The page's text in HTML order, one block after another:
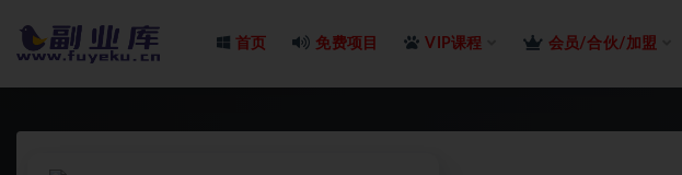
首页 免费项目 VIP课程 会员/合伙/加盟